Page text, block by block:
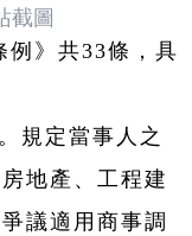
截圖
例》共33條，具
規定當事人之
地產、工程建
議適用商事調